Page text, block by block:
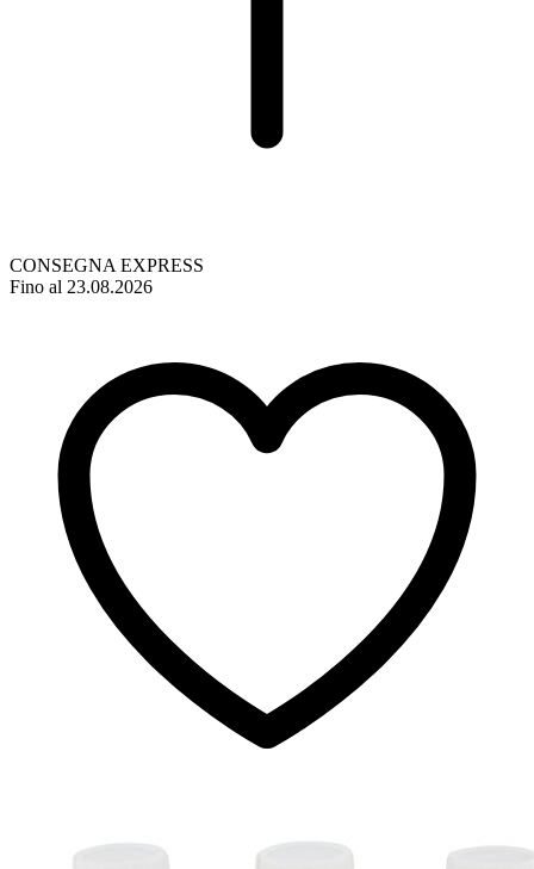
CONSEGNA EXPRESS
Fino al 23.08.2026